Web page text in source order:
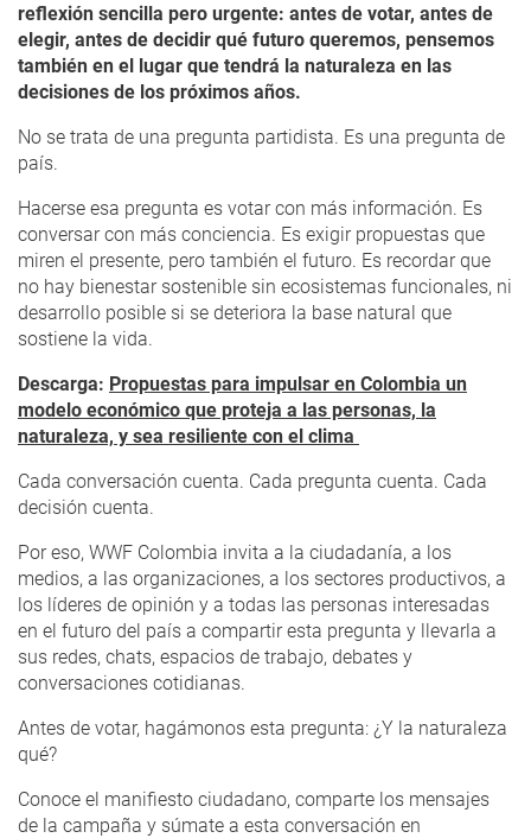
reflexión sencilla pero urgente: antes de votar, antes de
elegir, antes de decidir qué futuro queremos, pensemos
también en el lugar que tendrá la naturaleza en las
decisiones de los próximos años.
No se trata de una pregunta partidista. Es una pregunta de
país.
Hacerse esa pregunta es votar con más información. Es
conversar con más conciencia. Es exigir propuestas que
miren el presente, pero también el futuro. Es recordar que
no hay bienestar sostenible sin ecosistemas funcionales, ni
desarrollo posible si se deteriora la base natural que
sostiene la vida.
Descarga: Propuestas para impulsar en Colombia un
modelo económico que proteja a las personas, la
naturaleza, y sea resiliente con el clima
Cada conversación cuenta. Cada pregunta cuenta. Cada
decisión cuenta.
Por eso, WWF Colombia invita a la ciudadanía, a los
medios, a las organizaciones, a los sectores productivos, a
los líderes de opinión y a todas las personas interesadas
en el futuro del país a compartir esta pregunta y llevarla a
sus redes, chats, espacios de trabajo, debates y
conversaciones cotidianas.
Antes de votar, hagámonos esta pregunta: ¿Y la naturaleza
qué?
Conoce el manifiesto ciudadano, comparte los mensajes
de la campaña y súmate a esta conversación en